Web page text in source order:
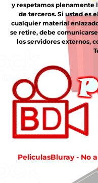
y respetamos plenamente
de terceros. Si usted es
cualquier material
se retire, debe
los servidores externos,
PeliculasBluray - No